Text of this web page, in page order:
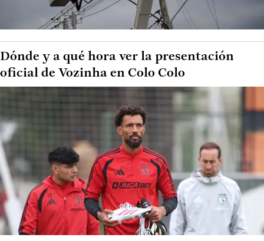
Dónde y a qué hora ver la presentación
oficial de Vozinha en Colo Colo